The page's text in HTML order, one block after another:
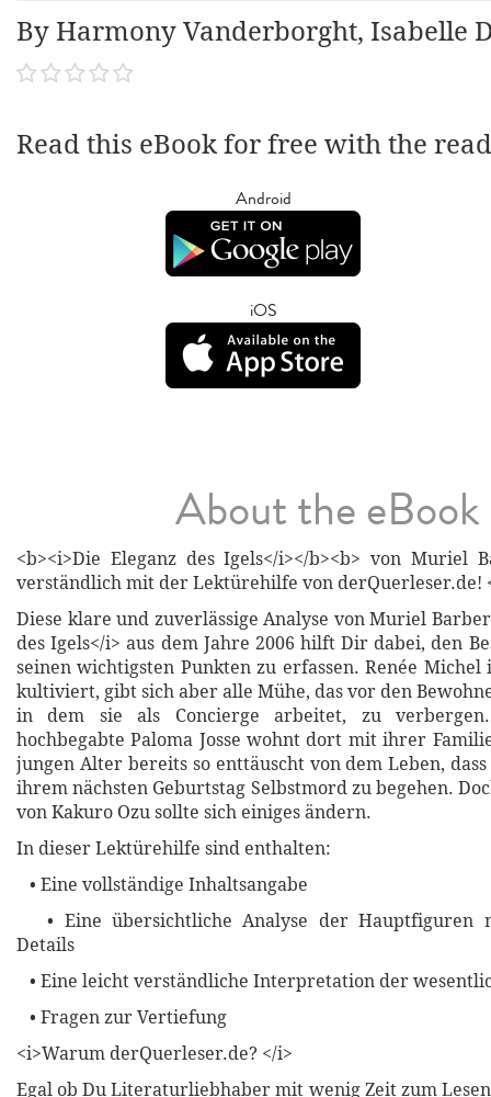
By Harmony Vanderborght, Isabelle
Read this eBook for free with the
Android
iOS
About the eBook
<b><i>Die Eleganz des Igels</i></b><b> von Muriel
verständlich mit der Lektürehilfe von derQuerleser.de!
Diese klare und zuverlässige Analyse von Muriel
des Igels</i> aus dem Jahre 2006 hilft Dir dabei, den
seinen wichtigsten Punkten zu erfassen. Renée
kultiviert, gibt sich aber alle Mühe, das vor den
in dem sie als Concierge arbeitet, zu
hochbegabte Paloma Josse wohnt dort mit ihrer
jungen Alter bereits so enttäuscht von dem Leben,
ihrem nächsten Geburtstag Selbstmord zu begehen.
von Kakuro Ozu sollte sich einiges ändern.
In dieser Lektürehilfe sind enthalten:
• Eine vollständige Inhaltsangabe
• Eine übersichtliche Analyse der Hauptfiguren
Details
• Eine leicht verständliche Interpretation der
• Fragen zur Vertiefung
<i>Warum derQuerleser.de? </i>
Egal ob Du Literaturliebhaber mit wenig Zeit zum